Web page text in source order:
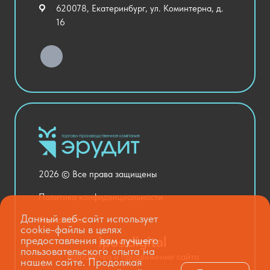
Уличное оборудование
Хозяйственные Товары
Столовая и пищеблок
Оснащение кабинетов
Медицинский кабинет
Национальные проекты
620078, Екатеринбург, ул. Коминтерна, д.
16
2026 © Все права защищены
Политика конфиденциальности
Карта сайта
Разработка и продвижение сайта
Данный веб-сайт использует
cookie-файлы в целях
предоставления вам лучшего
пользовательского опыта на
нашем сайте. Продолжая